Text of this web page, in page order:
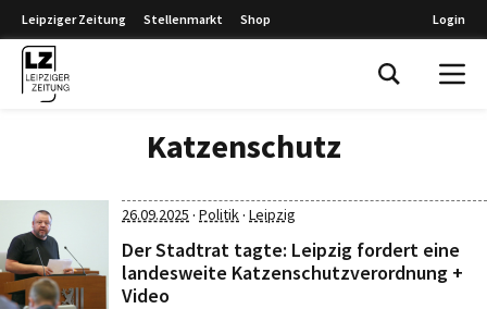
Leipziger Zeitung Stellenmarkt Shop Login
Katzenschutz
26.09.2025 · Politik· Leipzig
Der Stadtrat tagte: Leipzig fordert eine
landesweite Katzenschutzverordnung +
Video